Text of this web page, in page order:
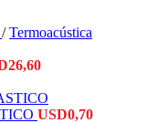
/ Termoacústica
26,60
USD0,70